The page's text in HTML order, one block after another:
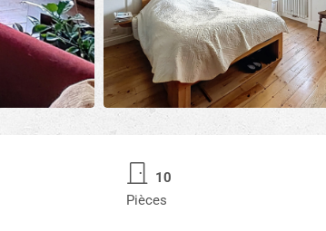
10
Pièces